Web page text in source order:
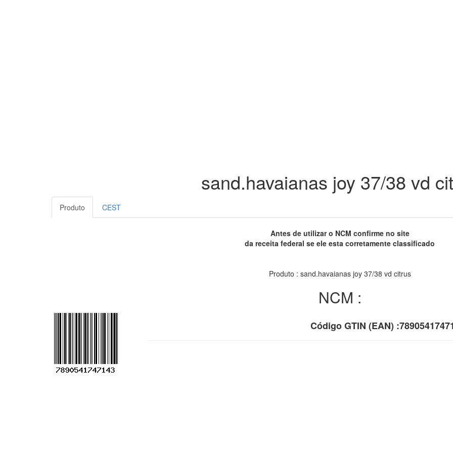
sand.havaianas joy 37/38 vd
Produto CEST
Antes de utilizar o NCM confirme no site
da receita federal se ele esta corretamente classificado
Produto : sand.havaianas joy 37/38 vd citrus
NCM :
Código GTIN (EAN)